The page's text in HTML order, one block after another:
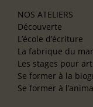
NOS ATELIERS
Découverte
L’école d’écriture
La fabrique du
Les stages pour
Se former à la
Se former à